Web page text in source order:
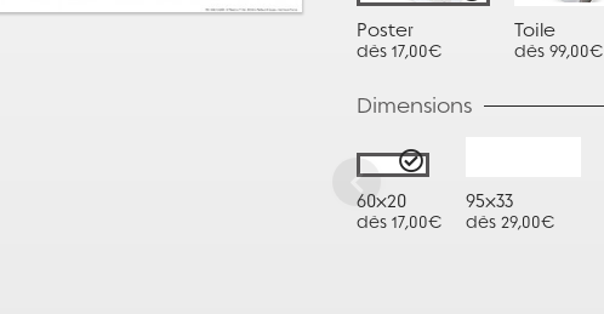
Poster
dès 17,00€
Toile
dès 99,00€
Dimensions
60x20
dès 17,00€
95x33
dès 29,00€